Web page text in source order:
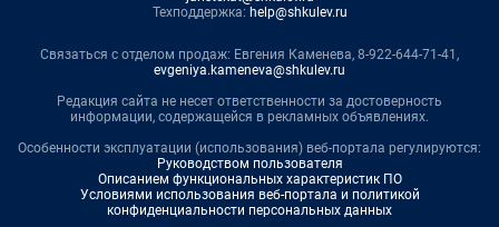
Техподдержка: help@shkulev.ru
Связаться с отделом продаж: Евгения Каменева, 8-922-644-71-41,
evgeniya.kameneva@shkulev.ru
Редакция сайта не несет ответственности за достоверность
информации, содержащейся в рекламных объявлениях.
Особенности эксплуатации (использования) веб-портала регулируются:
Руководством пользователя
Описанием функциональных характеристик ПО
Условиями использования веб-портала и политикой
конфиденциальности персональных данных